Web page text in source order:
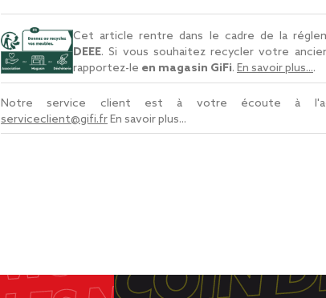
Cet article rentre dans le cadre de la
DEEE. Si vous souhaitez recycler votre
rapportez-le en magasin GiFi. En savoir plus....
Notre service client est à votre écoute à
serviceclient@gifi.frEn savoir plus...